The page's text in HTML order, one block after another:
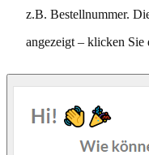
z.B. Bestellnummer.
angezeigt – klicken Sie